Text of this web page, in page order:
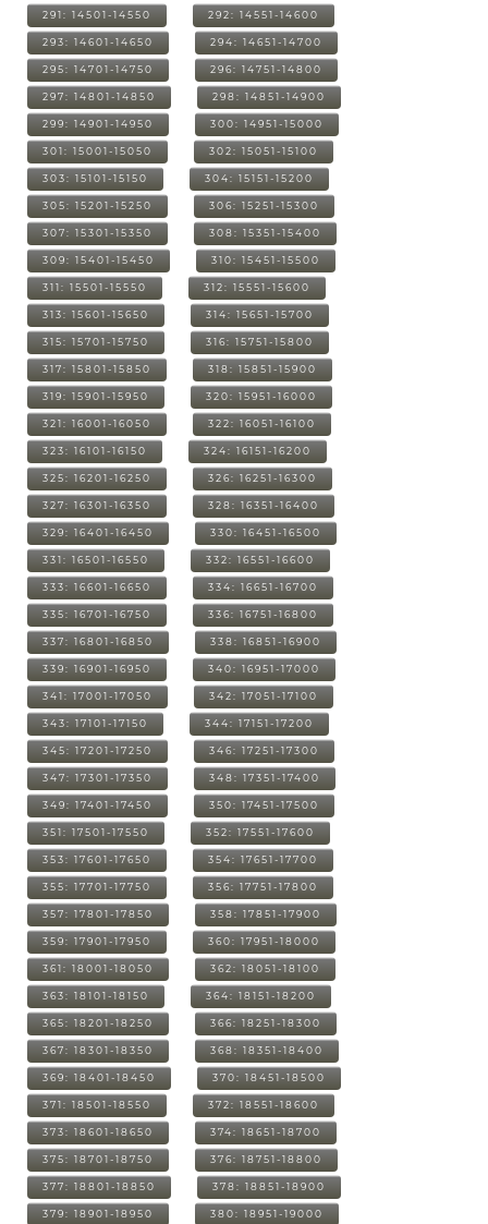
291: 14501-14550 292: 14551-14600
293: 14601-14650 294: 14651-14700
295: 14701-14750 296: 14751-14800
297: 14801-14850 298: 14851-14900
299: 14901-14950 300: 14951-15000
301: 15001-15050 302: 15051-15100
303: 15101-15150 304: 15151-15200
305: 15201-15250 306: 15251-15300
307: 15301-15350 308: 15351-15400
309: 15401-15450 310: 15451-15500
311: 15501-15550 312: 15551-15600
313: 15601-15650 314: 15651-15700
315: 15701-15750 316: 15751-15800
317: 15801-15850 318: 15851-15900
319: 15901-15950 320: 15951-16000
321: 16001-16050 322: 16051-16100
323: 16101-16150 324: 16151-16200
325: 16201-16250 326: 16251-16300
327: 16301-16350 328: 16351-16400
329: 16401-16450 330: 16451-16500
331: 16501-16550 332: 16551-16600
333: 16601-16650 334: 16651-16700
335: 16701-16750 336: 16751-16800
337: 16801-16850 338: 16851-16900
339: 16901-16950 340: 16951-17000
341: 17001-17050 342: 17051-17100
343: 17101-17150 344: 17151-17200
345: 17201-17250 346: 17251-17300
347: 17301-17350 348: 17351-17400
349: 17401-17450 350: 17451-17500
351: 17501-17550 352: 17551-17600
353: 17601-17650 354: 17651-17700
355: 17701-17750 356: 17751-17800
357: 17801-17850 358: 17851-17900
359: 17901-17950 360: 17951-18000
361: 18001-18050 362: 18051-18100
363: 18101-18150 364: 18151-18200
365: 18201-18250 366: 18251-18300
367: 18301-18350 368: 18351-18400
369: 18401-18450 370: 18451-18500
371: 18501-18550 372: 18551-18600
373: 18601-18650 374: 18651-18700
375: 18701-18750 376: 18751-18800
377: 18801-18850 378: 18851-18900
379: 18901-18950 380: 18951-19000